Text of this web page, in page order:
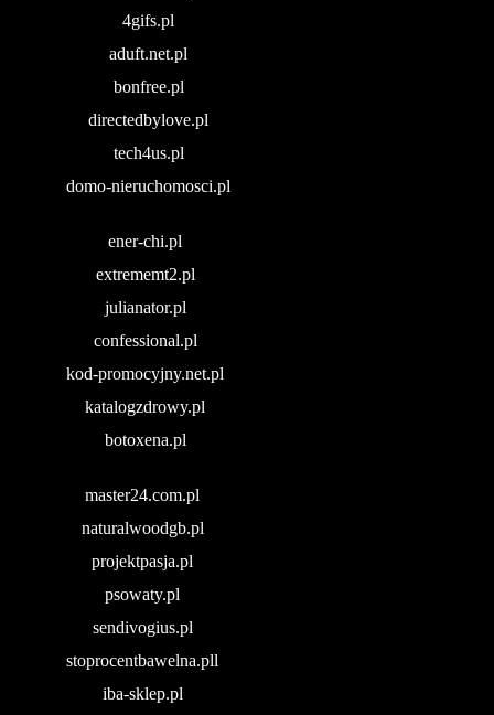
4gifs.pl
aduft.net.pl
bonfree.pl
directedbylove.pl
tech4us.pl
domo-nieruchomosci.pl
ener-chi.pl
extrememt2.pl
julianator.pl
confessional.pl
kod-promocyjny.net.pl
katalogzdrowy.pl
botoxena.pl
master24.com.pl
naturalwoodgb.pl
projektpasja.pl
psowaty.pl
sendivogius.pl
stoprocentbawelna.pll
iba-sklep.pl